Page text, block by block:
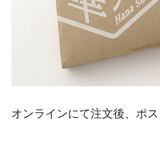
オンラインにて注文後、ポ